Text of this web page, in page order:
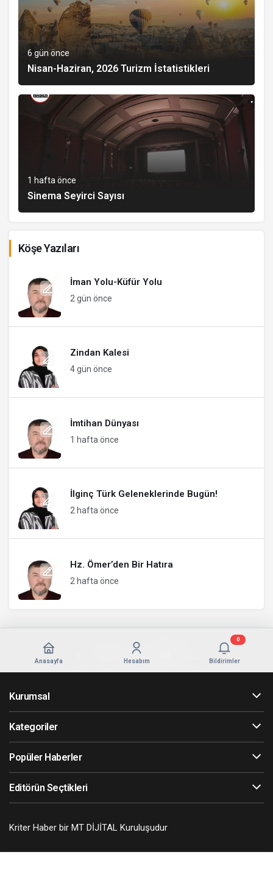
6 gün önce
Nisan-Haziran, 2026 Turizm İstatistikleri
1 hafta önce
Sinema Seyirci Sayısı
Köşe Yazıları
İman Yolu-Küfür Yolu
2 gün önce
Zindan Kalesi
4 gün önce
İmtihan Dünyası
1 hafta önce
İlginç Türk Geleneklerinde Bugün!
2 hafta önce
Hz. Ömer’den Bir Hatıra
2 hafta önce
Anasayfa Hesabım Bildirimler
0
Kurumsal
Kategoriler
Popüler Haberler
Editörün Seçtikleri
Kriter Haber bir MT DİJİTAL Kuruluşudur